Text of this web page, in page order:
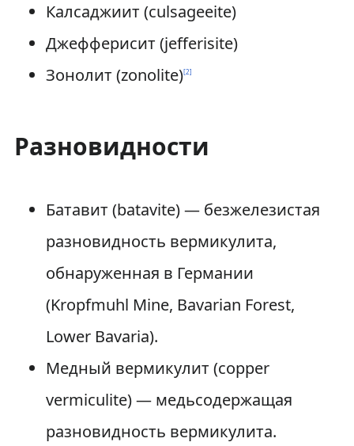
Калсаджиит (culsageeite)
Джефферисит (jefferisite)
Зонолит (zonolite)[2]
Разновидности
Батавит (batavite) — безжелезистая
разновидность вермикулита,
обнаруженная в Германии
(Kropfmuhl Mine, Bavarian Forest,
Lower Bavaria).
Медный вермикулит (copper
vermiculite) — медьсодержащая
разновидность вермикулита.